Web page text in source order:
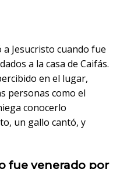
Jesucristo cuando fue
a la casa de Caifás.
en el lugar,
personas como el
conocerlo
un gallo cantó, y
fue venerado por